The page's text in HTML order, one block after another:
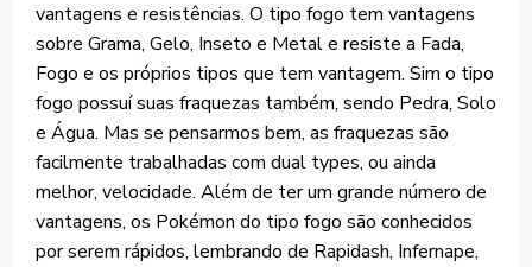
vantagens e resistências. O tipo fogo tem vantagens
sobre Grama, Gelo, Inseto e Metal e resiste a Fada,
Fogo e os próprios tipos que tem vantagem. Sim o tipo
fogo possuí suas fraquezas também, sendo Pedra, Solo
e Água. Mas se pensarmos bem, as fraquezas são
facilmente trabalhadas com dual types, ou ainda
melhor, velocidade. Além de ter um grande número de
vantagens, os Pokémon do tipo fogo são conhecidos
por serem rápidos, lembrando de Rapidash, Infernape,